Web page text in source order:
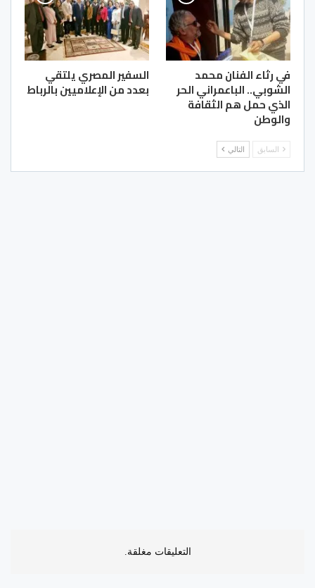
في رثاء الفنان محمد
الشوبي.. الباعمراني الحر
الذي حمل هم الثقافة
والوطن
السفير المصري يلتقي
بعدد من الإعلاميين بالرباط
السابق التالي
التعليقات مغلقة.